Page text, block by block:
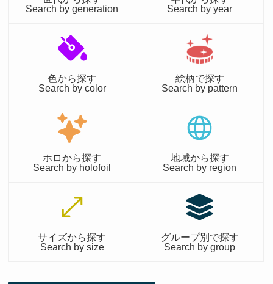
Search by generation
Search by year
色から探す
Search by color
絵柄で探す
Search by pattern
ホロから探す
Search by holofoil
地域から探す
Search by region
サイズから探す
Search by size
グループ別で探す
Search by group